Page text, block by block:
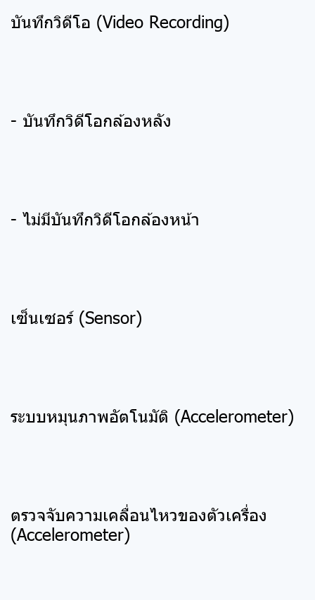
บันทึกวิดีโอ (Video Recording)
- บันทึกวิดีโอกล้องหลัง
- ไม่มีบันทึกวิดีโอกล้องหน้า
เซ็นเซอร์ (Sensor)
ระบบหมุนภาพอัตโนมัติ (Accelerometer)
ตรวจจับความเคลื่อนไหวของตัวเครื่อง
(Accelerometer)